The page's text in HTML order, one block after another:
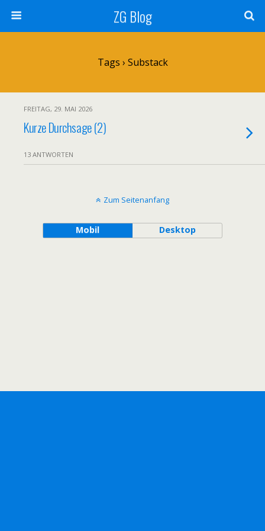
ZG Blog
Tags › Substack
FREITAG, 29. MAI 2026
Kurze Durchsage (2)
13 ANTWORTEN
Zum Seitenanfang
Mobil Desktop